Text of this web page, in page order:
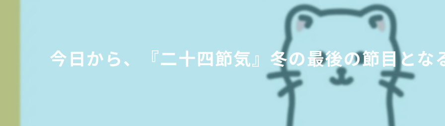
パソコン
在宅支援
動画編集
ゲーム制作
今日から、『二十四節気』冬の最後の節目とな